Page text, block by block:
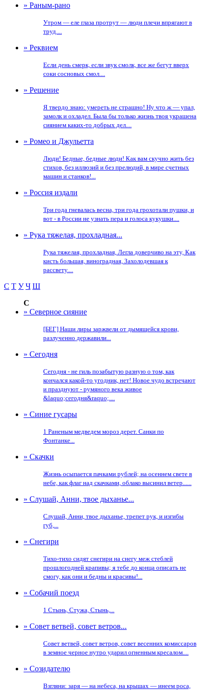
» Раным-рано
Утром — еле глаза протрут — люди плечи впрягают в
труд....
» Реквием
Если день смерк, если звук смолк, все же бегут вверх
соки сосновых смол....
» Решение
Я твердо знаю: умереть не страшно! Ну что ж — упал,
замолк и охладел. Была бы только жизнь твоя украшена
сиянием каких-то добрых дел....
» Ромео и Джульетта
Люди! Бедные, бедные люди! Как вам скучно жить без
стихов, без иллюзий и без прелюдий, в мире счетных
машин и станков!...
» Россия издали
Три года гневалась весна, три года грохотали пушки, и
вот - в России не узнать пера и голоса кукушки....
» Рука тяжелая, прохладная...
Рука тяжелая, прохладная, Легла доверчиво на эту, Как
кисть большая, виноградная, Захолодевшая к
рассвету....
С Т У Ч Ш
С
» Северное сияние
[БЕГ] Наши лиры заржвели от дымящейся крови,
разлученно державили...
» Сегодня
Сегодня - не гиль позабытую разную о том, как
кончался какой-то угодник, нет! Новое чудо встречают
и празднуют - румяного века живое
&laquo;сегодня&raquo;....
» Синие гусары
1 Раненым медведем мороз дерет. Санки по
Фонтанке...
» Скачки
Жизнь осыпается пачками рублей; на осеннем свете в
небе, как флаг над скачками, облако высинил ветер......
» Слушай, Анни, твое дыханье...
Слушай, Анни, твое дыханье, трепет рук, и изгибы
губ,...
» Снегири
Тихо-тихо сидят снегири на снегу меж стеблей
прошлогодней крапивы; я тебе до конца описать не
смогу, как они и бедны и красивы!...
» Собачий поезд
1 Стынь, Стужа, Стынь,...
» Совет ветвей, совет ветров...
Совет ветвей, совет ветров, совет весенних комиссаров
в земное черное нутро ударил огненным кресалом....
» Созидателю
Взгляни: заря — на небеса, на крышах — инеем роса,